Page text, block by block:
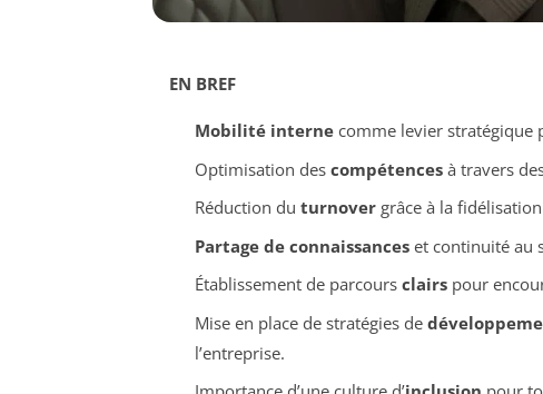
EN BREF
Mobilité internecomme levier stratégique
Optimisation des compétencesà travers
Réduction du turnovergrâce à la
Partage de connaissanceset continuité au
Établissement de parcours clairspour
Mise en place de stratégies de
l’entreprise.